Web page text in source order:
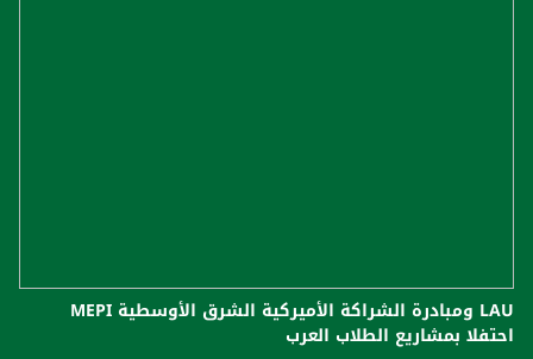
LAU ومبادرة الشراكة الأميركية الشرق الأوسطية MEPI
احتفلا بمشاريع الطلاب العرب